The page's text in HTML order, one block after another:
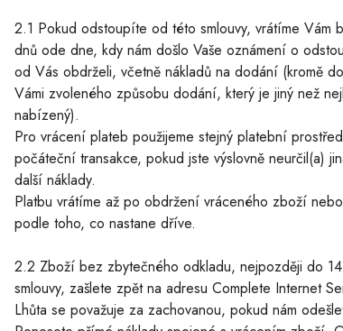
2.1 Pokud odstoupíte od této smlouvy, vrátíme
dnů ode dne, kdy nám došlo Vaše oznámení o
od Vás obdrželi, včetně nákladů na dodání (kromě
Vámi zvoleného způsobu dodání, který je jiný než
nabízený).
Pro vrácení plateb použijeme stejný platební
počáteční transakce, pokud jste výslovně neurčil(a)
další náklady.
Platbu vrátíme až po obdržení vráceného zboží
podle toho, co nastane dříve.
2.2 Zboží bez zbytečného odkladu, nejpozději do
smlouvy, zašlete zpět na adresu Complete Internet
Lhůta se považuje za zachovanou, pokud nám